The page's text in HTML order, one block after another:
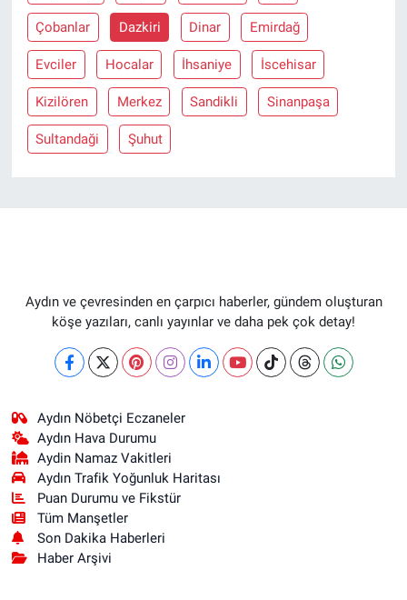
Çobanlar Dazkiri Dinar Emirdağ
Evciler Hocalar İhsaniye İscehisar
Kizilören Merkez Sandikli Sinanpaşa
Sultandaği Şuhut
Aydın ve çevresinden en çarpıcı haberler, gündem oluşturan
köşe yazıları, canlı yayınlar ve daha pek çok detay!
Aydın Nöbetçi Eczaneler
Aydın Hava Durumu
Aydin Namaz Vakitleri
Aydın Trafik Yoğunluk Haritası
Puan Durumu ve Fikstür
Tüm Manşetler
Son Dakika Haberleri
Haber Arşivi